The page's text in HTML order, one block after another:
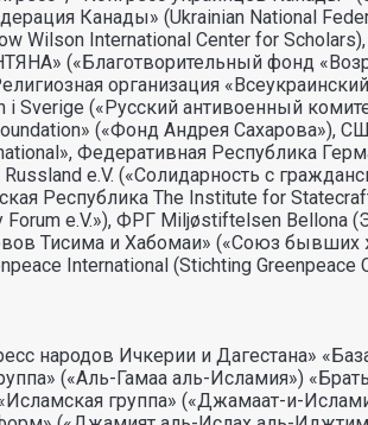
Канады» (Ukrainian National
International Center for
фонд
организация «Всеукраинский
i Sverige («Русский антивоенный
(«Фонд Андрея Сахарова»),
Федеративная Республика
e.V. («Солидарность с
Республика The Institute for
e.V.»), ФРГ Miljøstiftelsen Bellona
Тисима и Хабомаи» («Союз
International (Stichting
Ичкерии и Дагестана»
(«Аль-Гамаа аль-Исламия»)
группа» («Джамаат-и-